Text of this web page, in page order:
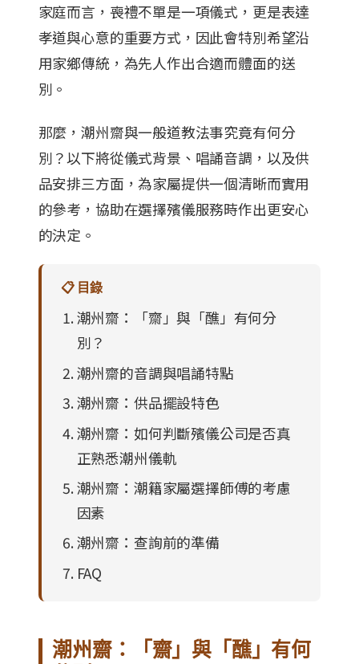
家庭而言，喪禮不單是一項儀式，更是表達
孝道與心意的重要方式，因此會特別希望沿
用家鄉傳統，為先人作出合適而體面的送
別。
那麼，潮州齋與一般道教法事究竟有何分
別？以下將從儀式背景、唱誦音調，以及供
品安排三方面，為家屬提供一個清晰而實用
的參考，協助在選擇殯儀服務時作出更安心
的決定。
📋 目錄
潮州齋：「齋」與「醮」有何分
別？
潮州齋的音調與唱誦特點
潮州齋：供品擺設特色
潮州齋：如何判斷殯儀公司是否真
正熟悉潮州儀軌
潮州齋：潮籍家屬選擇師傅的考慮
因素
潮州齋：查詢前的準備
FAQ
潮州齋：「齋」與「醮」有何